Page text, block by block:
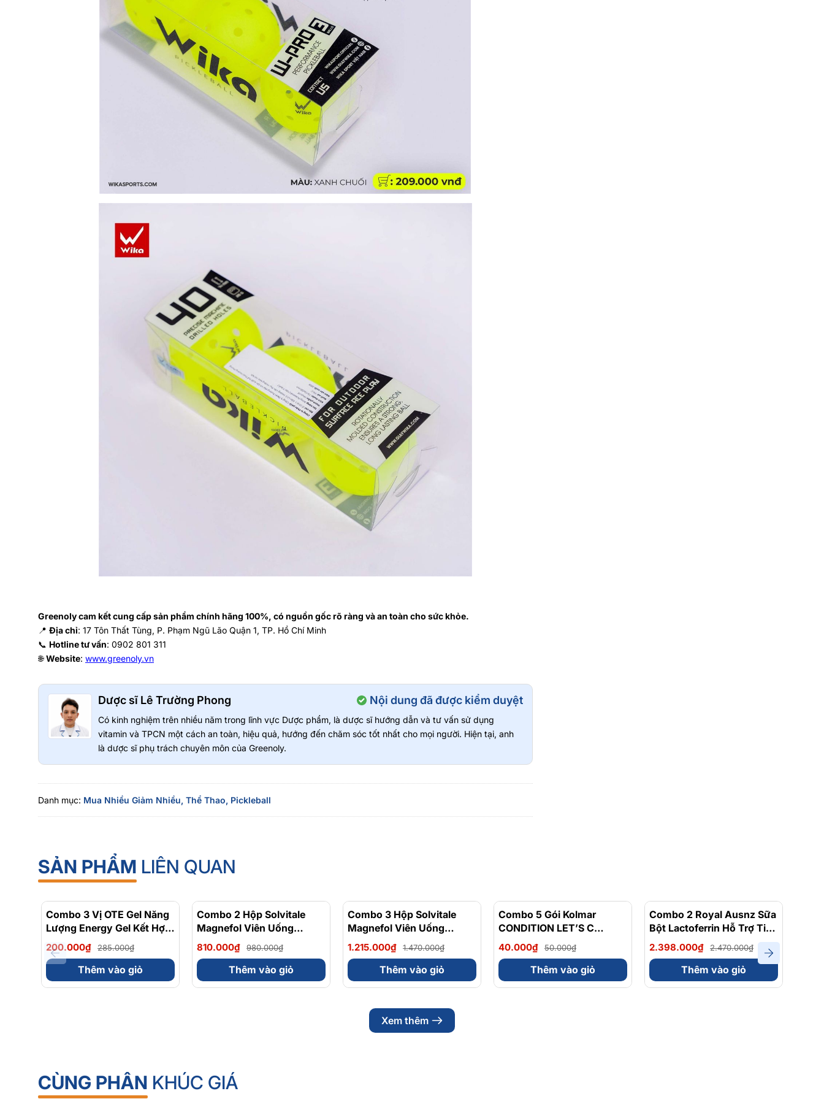
Greenoly cam kết cung cấp sản phẩm chính hãng 100%, có nguồn gốc rõ ràng và an toàn cho sức khỏe.
📍 Địa chỉ: 17 Tôn Thất Tùng, P. Phạm Ngũ Lão Quận 1, TP. Hồ Chí Minh
📞 Hotline tư vấn: 0902 801 311
🌐Website: www.greenoly.vn
Dược sĩ Lê Trường Phong Nội dung đã được kiểm duyệt
Có kinh nghiệm trên nhiều năm trong lĩnh vực Dược phẩm, là dược sĩ hướng dẫn và tư vấn sử dụng
vitamin và TPCN một cách an toàn, hiệu quả, hướng đến chăm sóc tốt nhất cho mọi người. Hiện tại, anh
là dược sĩ phụ trách chuyên môn của Greenoly.
Danh mục: Mua Nhiều Giảm Nhiều, Thể Thao, Pickleball
SẢN PHẨM LIÊN QUAN
- 30%
Combo 3 Vị OTE Gel Năng
Lượng Energy Gel Kết Hợp
Carbohydrate Điện Giải
56gram 82kcal
200.000₫ 285.000₫
Thêm vào giỏ
- 17%
Combo 2 Hộp Solvitale
Magnefol Viên Uống
Magnesium Bisglycinate +
Vitamin nhóm B (Hộp 30
Viên)
810.000₫ 980.000₫
Thêm vào giỏ
- 17%
Combo 3 Hộp Solvitale
Magnefol Viên Uống
Magnesium Bisglycinate +
Vitamin nhóm B (Hộp 30
Viên)
1.215.000₫ 1.470.000₫
Thêm vào giỏ
Combo 5 Gói Kolmar
CONDITION LET’S C
FAMILY
40.000₫ 50.000₫
Thêm vào giỏ
- 3%
Combo 2 Royal Ausnz Sữa
Bột Lactoferrin Hỗ Trợ Tiêu
Hóa, Tăng Cường Miễn
Dịch
Bifidobacteriumanimalis
(Bb-12) 50 Gói x 2g
2.398.000₫ 2.470.000₫
Thêm vào giỏ
Xem thêm
CÙNG PHÂN KHÚC GIÁ